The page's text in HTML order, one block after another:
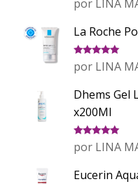
con
de 5
por LINA
La Roche
Valorado
con
de 5
por LINA
Dhems Gel
x200Ml
Valorado
con
de 5
por LINA
Eucerin